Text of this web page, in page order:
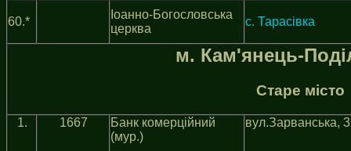
60.*
Іоанно-Богословська
церква
с. Тарасівка
м. Кам'янець-
Старе місто
1. 1667
Банк комерцiйний
(мур.)
вул.Зарванська, 3